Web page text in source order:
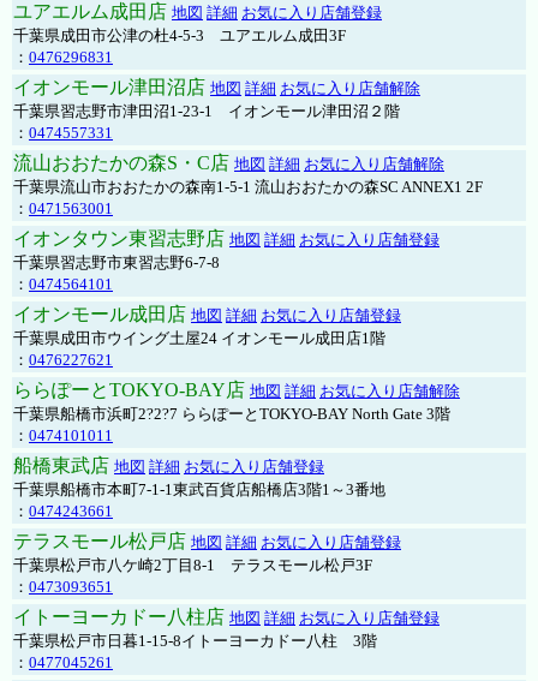
ユアエルム成田店 地図 詳細 お気に入り店舗登録
千葉県成田市公津の杜4-5-3 ユアエルム成田3F
： 0476296831
イオンモール津田沼店 地図 詳細 お気に入り店舗解除
千葉県習志野市津田沼1-23-1 イオンモール津田沼２階
： 0474557331
流山おおたかの森S・C店 地図 詳細 お気に入り店舗解除
千葉県流山市おおたかの森南1-5-1 流山おおたかの森SC ANNEX1 2F
： 0471563001
イオンタウン東習志野店 地図 詳細 お気に入り店舗登録
千葉県習志野市東習志野6-7-8
： 0474564101
イオンモール成田店 地図 詳細 お気に入り店舗登録
千葉県成田市ウイング土屋24 イオンモール成田店1階
： 0476227621
ららぽーとTOKYO-BAY店 地図 詳細 お気に入り店舗解除
千葉県船橋市浜町2?2?7 ららぽーとTOKYO-BAY North Gate 3階
： 0474101011
船橋東武店 地図 詳細 お気に入り店舗登録
千葉県船橋市本町7-1-1東武百貨店船橋店3階1～3番地
： 0474243661
テラスモール松戸店 地図 詳細 お気に入り店舗登録
千葉県松戸市八ケ崎2丁目8-1 テラスモール松戸3F
： 0473093651
イトーヨーカドー八柱店 地図 詳細 お気に入り店舗登録
千葉県松戸市日暮1-15-8イトーヨーカドー八柱 3階
： 0477045261